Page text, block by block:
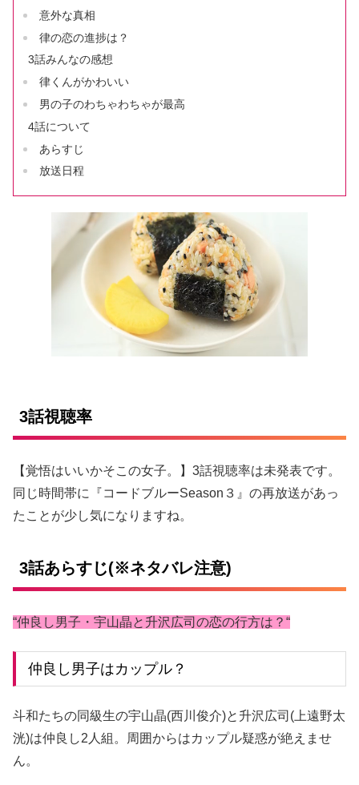
意外な真相
律の恋の進捗は？
3話みんなの感想
律くんがかわいい
男の子のわちゃわちゃが最高
4話について
あらすじ
放送日程
3話視聴率
【覚悟はいいかそこの女子。】3話視聴率は未発表です。
同じ時間帯に『コードブルーSeason３』の再放送があっ
たことが少し気になりますね。
3話あらすじ(※ネタバレ注意)
“仲良し男子・宇山晶と升沢広司の恋の行方は？“
仲良し男子はカップル？
斗和たちの同級生の宇山晶(西川俊介)と升沢広司(上遠野太
洸)は仲良し2人組。周囲からはカップル疑惑が絶えませ
ん。